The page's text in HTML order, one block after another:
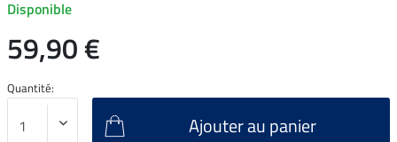
Disponible
59,90 €
Quantité:
Ajouter au panier